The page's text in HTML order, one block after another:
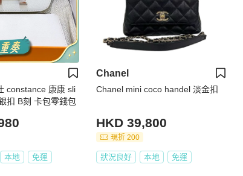
constance 康康 sli
扣 B刻 卡包零錢包
本地 免運
Chanel
Chanel mini coco handel 淡金扣
HKD 39,800
現折 200
狀況良好 本地 免運